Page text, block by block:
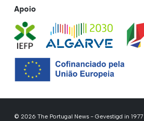
Apoio
© 2026 The Portugal News - Gevestigd in 1977